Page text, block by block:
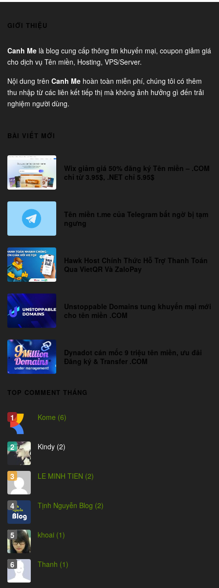
GIỚI THIỆU
Canh Melà blog cung cấp thông tin khuyến mại, coupon giảm giá
cho dịch vụ Tên miền, Hosting, VPS/Server.
Nội dung trên Canh Mehoàn toàn miễn phí, chúng tôi có thêm
thu nhập từ các liên kết tiếp thị mà không ảnh hưởng gì đến trải
nghiệm người dùng.
BÀI VIẾT MỚI
Wix giảm giá 50% đăng ký Tên miền – .COM
chỉ từ 3.95$, .NET chỉ 5.95$
Tên miền t.me của Telegram bất ngờ bị tạm
ngưng
Hawk Host Chính Thức Hỗ Trợ Thanh Toán
Qua VietQR Và ZaloPay
Unstoppable Domains tung khuyến mại mới
cho tên miền .COM
Dynadot cán mốc 9 triệu tên miền, ưu đãi
Đăng ký & Transfer .COM
TOP COMMENT THÁNG
Kome (6)
Kindy (2)
LE MINH TIEN (2)
Tịnh Nguyễn Blog (2)
khoai (1)
Thanh (1)